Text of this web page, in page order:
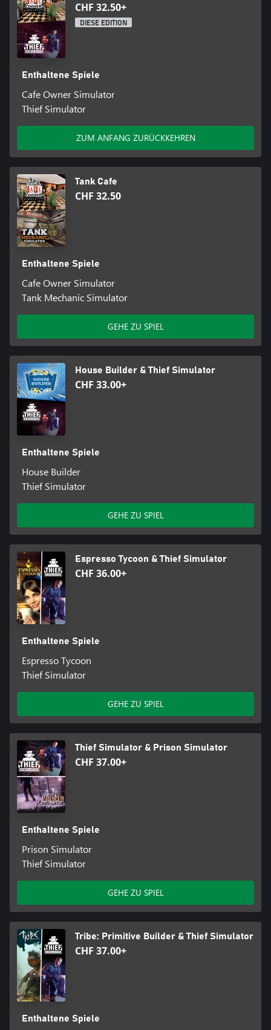
CHF 32.50+
DIESE EDITION
Enthaltene Spiele
Cafe Owner Simulator
Thief Simulator
ZUM ANFANG ZURÜCKKEHREN
Tank Cafe
CHF 32.50
Enthaltene Spiele
Cafe Owner Simulator
Tank Mechanic Simulator
GEHE ZU SPIEL
House Builder & Thief Simulator
CHF 33.00+
Enthaltene Spiele
House Builder
Thief Simulator
GEHE ZU SPIEL
Espresso Tycoon & Thief Simulator
CHF 36.00+
Enthaltene Spiele
Espresso Tycoon
Thief Simulator
GEHE ZU SPIEL
Thief Simulator & Prison Simulator
CHF 37.00+
Enthaltene Spiele
Prison Simulator
Thief Simulator
GEHE ZU SPIEL
Tribe: Primitive Builder & Thief Simulator
CHF 37.00+
Enthaltene Spiele